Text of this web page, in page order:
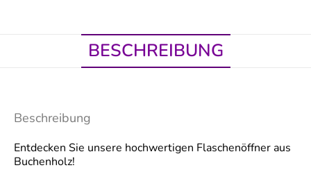
BESCHREIBUNG
Beschreibung
Entdecken Sie unsere hochwertigen Flaschenöffner aus
Buchenholz!